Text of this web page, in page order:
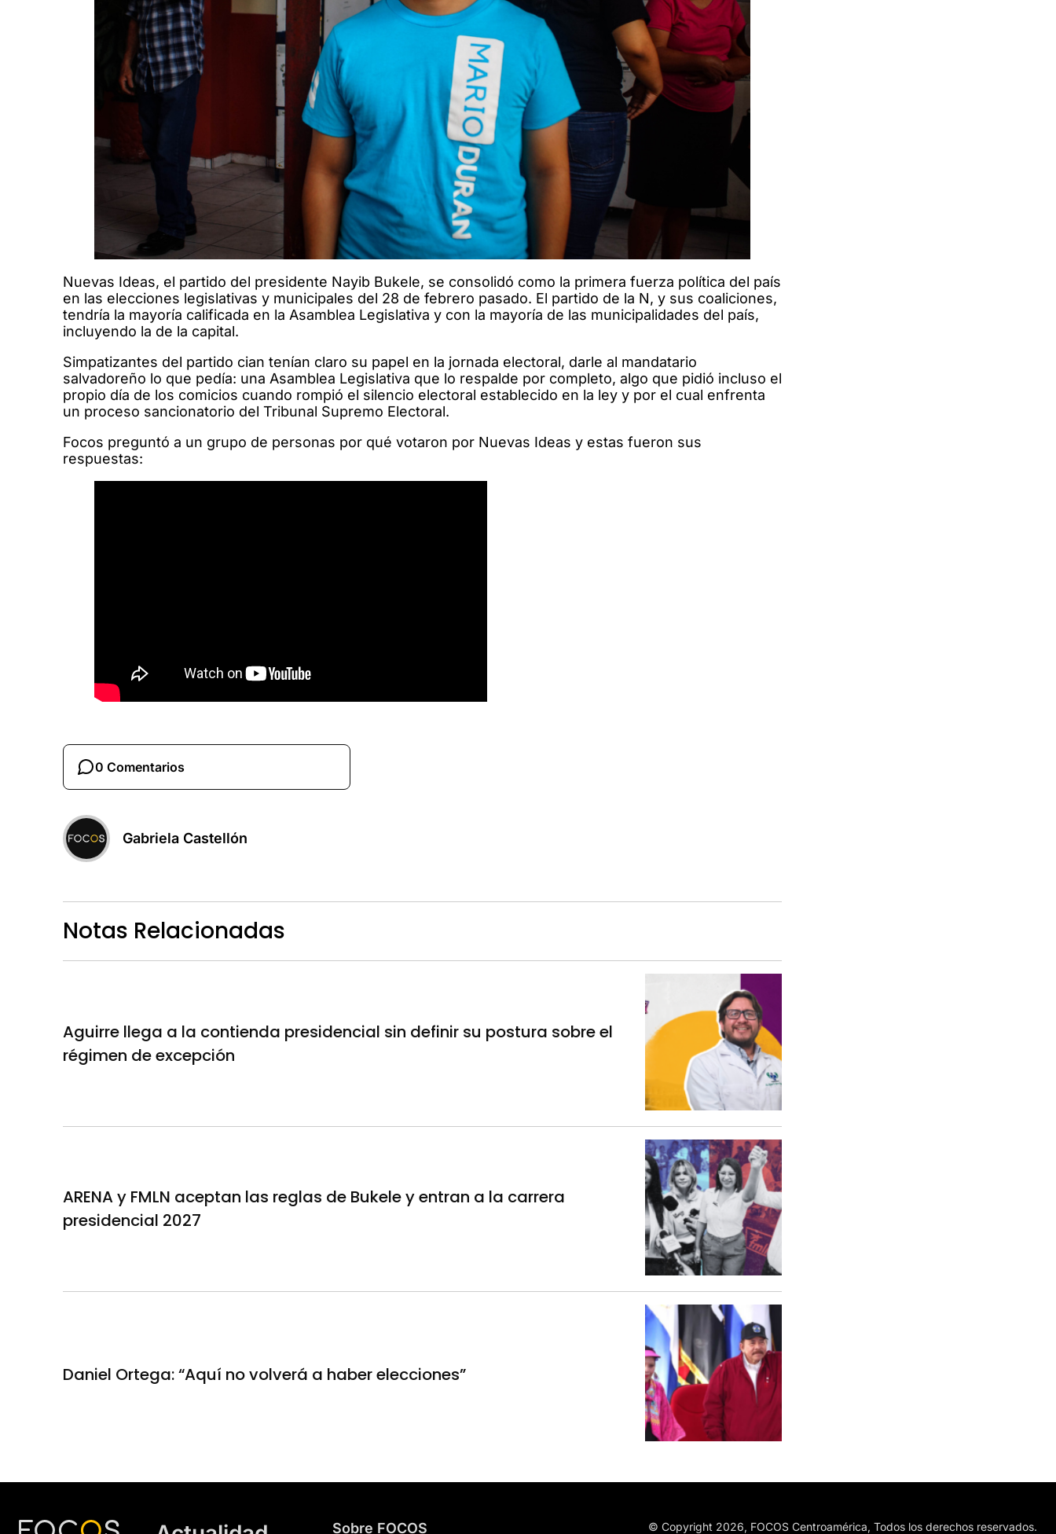
Nuevas Ideas, el partido del presidente Nayib Bukele, se consolidó como la primera fuerza política del país
en las elecciones legislativas y municipales del 28 de febrero pasado. El partido de la N, y sus coaliciones,
tendría la mayoría calificada en la Asamblea Legislativa y con la mayoría de las municipalidades del país,
incluyendo la de la capital.
Simpatizantes del partido cian tenían claro su papel en la jornada electoral, darle al mandatario
salvadoreño lo que pedía: una Asamblea Legislativa que lo respalde por completo, algo que pidió incluso el
propio día de los comicios cuando rompió el silencio electoral establecido en la ley y por el cual enfrenta
un proceso sancionatorio del Tribunal Supremo Electoral.
Focos preguntó a un grupo de personas por qué votaron por Nuevas Ideas y estas fueron sus
respuestas:
0 Comentarios
Gabriela Castellón
Notas Relacionadas
Aguirre llega a la contienda presidencial sin definir su postura sobre el
régimen de excepción
ARENA y FMLN aceptan las reglas de Bukele y entran a la carrera
presidencial 2027
Daniel Ortega: “Aquí no volverá a haber elecciones”
Sobre FOCOS © Copyright 2026, FOCOS Centroamérica, Todos los derechos reservados.